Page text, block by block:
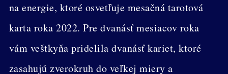
na energie, ktoré osvetľuje mesačná tarotová
karta roka 2022. Pre dvanásť mesiacov roka
vám veštkyňa pridelila dvanásť kariet, ktoré
zasahujú zverokruh do veľkej miery a